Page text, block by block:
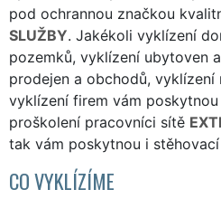
pod ochrannou značkou
SLUŽBY. Jakékoli vyklízení
pozemků, vyklízení ubytoven
prodejen a obchodů, vyklízení
vyklízení firem vám
proškolení pracovníci sítě
tak vám poskytnou i stěhovací
CO VYKLÍZÍME